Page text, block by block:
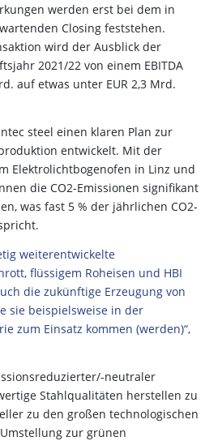
werden erst bei dem in
Closing feststehen.
wird der Ausblick der
2021/22 von einem EBITDA
auf etwas unter EUR 2,3 Mrd.
steel einen klaren Plan zur
entwickelt. Mit der
Elektrolichtbogenofen in Linz und
die CO2-Emissionen signifikant
was fast 5 % der jährlichen CO2-
weiterentwickelte
flüssigem Roheisen und HBI
die zukünftige Erzeugung von
sie beispielsweise in der
zum Einsatz kommen (werden)“,
neutraler
Stahlqualitäten herstellen zu
zu den großen technologischen
zur grünen